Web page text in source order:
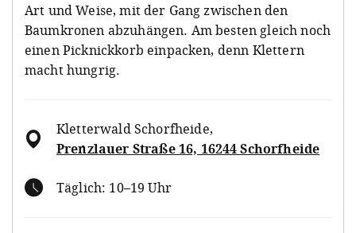
Art und Weise, mit der Gang zwischen den
Baumkronen abzuhängen. Am besten gleich noch
einen Picknickkorb einpacken, denn Klettern
macht hungrig.
Kletterwald Schorfheide,
Prenzlauer Straße 16, 16244 Schorfheide
Täglich: 10–19 Uhr